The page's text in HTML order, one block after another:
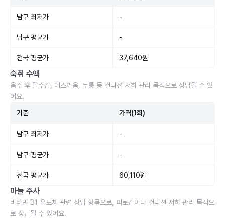
남구 최저가 -
남구 평균가 -
전국 평균가 37,640원
숙취 수액
음주 후 탈수감, 메스꺼움, 두통 등 컨디션 저하 관리 목적으로 상담될 수 있
어요.
기준 가격(1회)
남구 최저가 -
남구 평균가 -
전국 평균가 60,110원
마늘 주사
비타민 B1 유도체 관련 상담 항목으로, 피로감이나 컨디션 저하 관리 목적으
로 상담될 수 있어요.